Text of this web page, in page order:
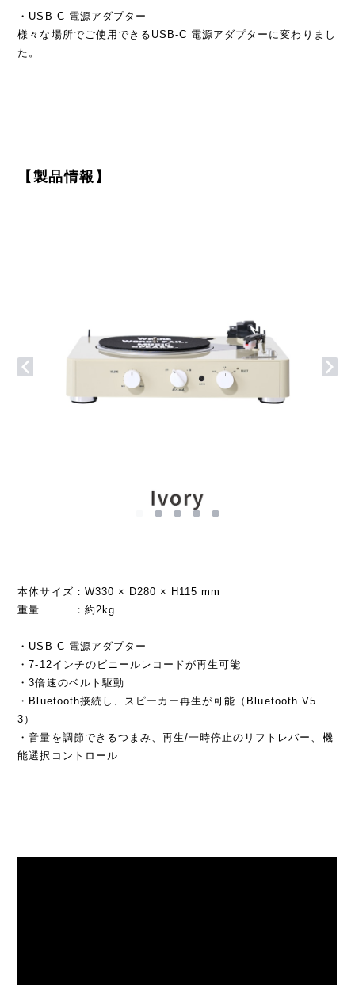
・USB-C 電源アダプター
様々な場所でご使用できるUSB-C 電源アダプターに変わりまし
た。
【製品情報】
本体サイズ：W330 × D280 × H115 mm
重量 ：約2kg
・USB-C 電源アダプター
・7-12インチのビニールレコードが再生可能
・3倍速のベルト駆動
・Bluetooth接続し、スピーカー再生が可能（Bluetooth V5.
3）
・音量を調節できるつまみ、再生/一時停止のリフトレバー、機
能選択コントロール